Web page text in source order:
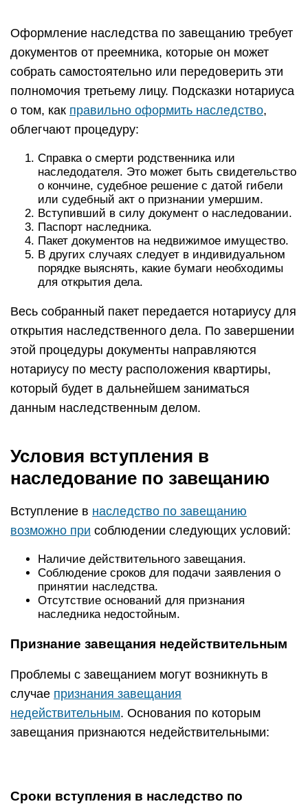
Оформление наследства по завещанию требует
документов от преемника, которые он может
собрать самостоятельно или передоверить эти
полномочия третьему лицу. Подсказки нотариуса
о том, как правильно оформить наследство,
облегчают процедуру:
Справка о смерти родственника или
наследодателя. Это может быть свидетельство
о кончине, судебное решение с датой гибели
или судебный акт о признании умершим.
Вступивший в силу документ о наследовании.
Паспорт наследника.
Пакет документов на недвижимое имущество.
В других случаях следует в индивидуальном
порядке выяснять, какие бумаги необходимы
для открытия дела.
Весь собранный пакет передается нотариусу для
открытия наследственного дела. По завершении
этой процедуры документы направляются
нотариусу по месту расположения квартиры,
который будет в дальнейшем заниматься
данным наследственным делом.
Условия вступления в
наследование по завещанию
Вступление в наследство по завещанию
возможно при соблюдении следующих условий:
Наличие действительного завещания.
Соблюдение сроков для подачи заявления о
принятии наследства.
Отсутствие оснований для признания
наследника недостойным.
Признание завещания недействительным
Проблемы с завещанием могут возникнуть в
случае признания завещания
недействительным. Основания по которым
завещания признаются недействительными:
Сроки вступления в наследство по